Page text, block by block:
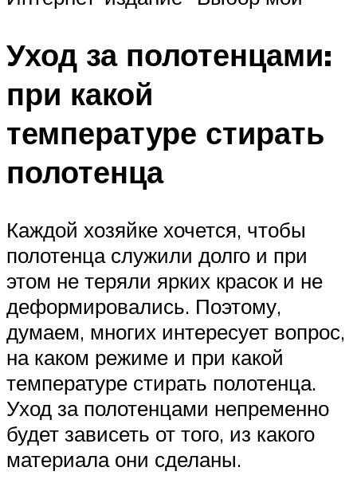
Уход за полотенцами:
при какой
температуре стирать
полотенца
Каждой хозяйке хочется, чтобы
полотенца служили долго и при
этом не теряли ярких красок и не
деформировались. Поэтому,
думаем, многих интересует вопрос,
на каком режиме и при какой
температуре стирать полотенца.
Уход за полотенцами непременно
будет зависеть от того, из какого
материала они сделаны.